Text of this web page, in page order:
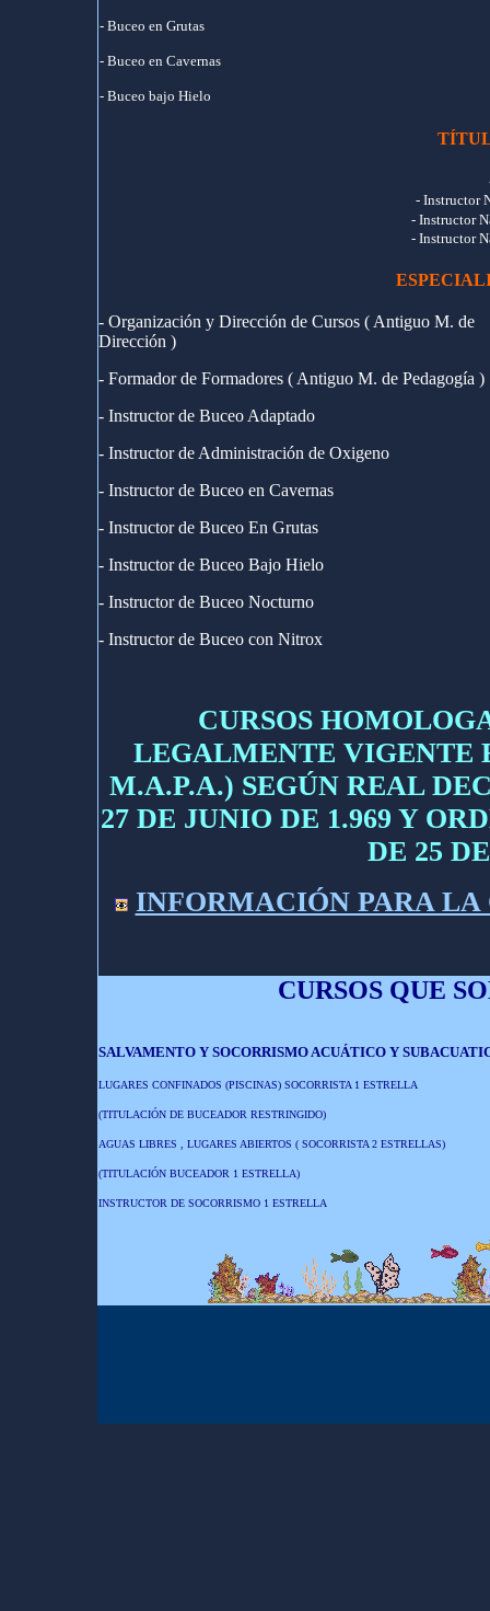
- Buceo en Grutas
- Buceo en Cavernas
- Buceo bajo Hielo
- Instructor
- Instructor
- Instructor
- Organización y Dirección de Cursos ( Antiguo M. de
Dirección )
- Formador de Formadores ( Antiguo M. de Pedagogía )
- Instructor de Buceo Adaptado
- Instructor de Administración de Oxigeno
- Instructor de Buceo en Cavernas
- Instructor de Buceo En Grutas
- Instructor de Buceo Bajo Hielo
- Instructor de Buceo Nocturno
- Instructor de Buceo con Nitrox
CURSOS
LEGALMENTE VIGENTE
M.A.P.A.) SEGÚN REAL
27 DE JUNIO DE 1.969 Y
DE 25
INFORMACIÓN PARA LA
CURSOS QUE
SALVAMENTO Y SOCORRISMO ACUÁTICO Y
LUGARES CONFINADOS (PISCINAS) SOCORRISTA 1 ESTRELLA
(TITULACIÓN DE BUCEADOR RESTRINGIDO)
AGUAS LIBRES , LUGARES ABIERTOS ( SOCORRISTA 2 ESTRELLAS)
(TITULACIÓN BUCEADOR 1 ESTRELLA)
INSTRUCTOR DE SOCORRISMO 1 ESTRELLA